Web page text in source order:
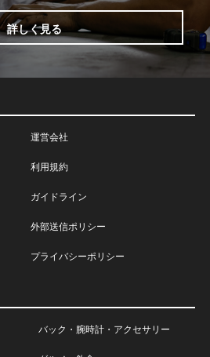
詳しく見る
運営会社
利用規約
ガイドライン
外部送信ポリシー
プライバシーポリシー
バック・腕時計・アクセサリー